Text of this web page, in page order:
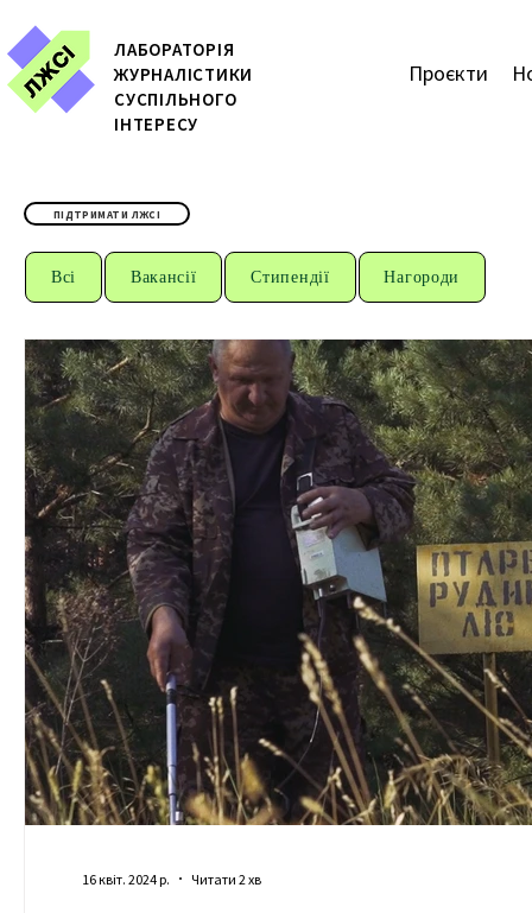
ЛАБОРАТОРІЯ
ЖУРНАЛІСТИКИ
СУСПІЛЬНОГО
ІНТЕРЕСУ
ПІДТРИМАТИ ЛЖСІ
Проєкти
Всі Вакансії Стипендії Нагороди
16 квіт. 2024 р. Читати 2 хв